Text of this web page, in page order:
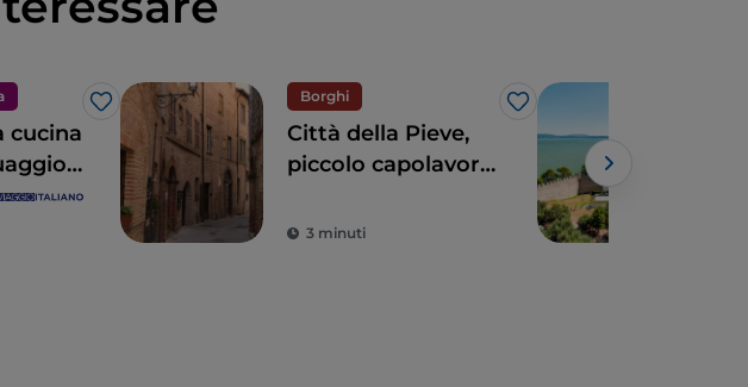
Like
cucina
Borghi
Like
Città della Pieve,
piccolo capolavoro
3 minuti